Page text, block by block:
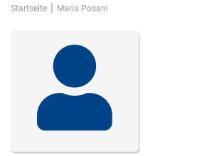
Startseite | Maria Posani